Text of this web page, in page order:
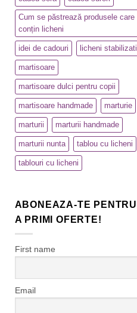
Cum se păstrează produsele care
conțin licheni
idei de cadouri licheni stabilizati
martisoare
martisoare dulci pentru copii
martisoare handmade marturie
marturii marturii handmade
marturii nunta tablou cu licheni
tablouri cu licheni
ABONEAZA-TE PENTRU
A PRIMI OFERTE!
First name
Email